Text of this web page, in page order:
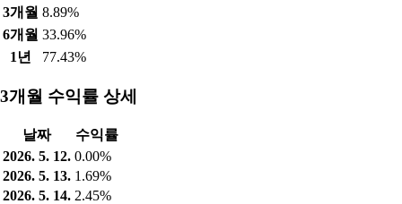
3개월 8.89%
6개월 33.96%
1년
77.43%
3개월 수익률 상세
날짜
수익률
2026. 5. 12. 0.00%
2026. 5. 13. 1.69%
2026. 5. 14. 2.45%